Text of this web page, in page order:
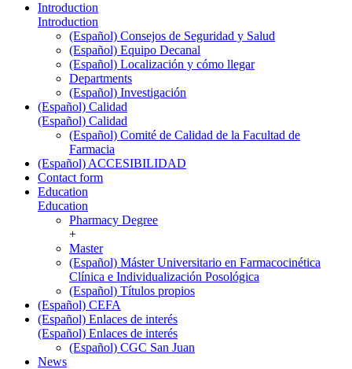
Introduction
Introduction
(Español) Consejos de Seguridad y Salud
(Español) Equipo Decanal
(Español) Localización y cómo llegar
Departments
(Español) Investigación
(Español) Calidad
(Español) Calidad
(Español) Comité de Calidad de la Facultad de
Farmacia
(Español) ACCESIBILIDAD
Contact form
Education
Education
Pharmacy Degree
+
Master
(Español) Máster Universitario en Farmacocinética
Clínica e Individualización Posológica
(Español) Títulos propios
(Español) CEFA
(Español) Enlaces de interés
(Español) Enlaces de interés
(Español) CGC San Juan
News